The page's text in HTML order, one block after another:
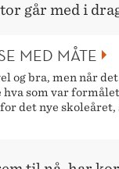
går med i
MED MÅTE
og bra, men når
som var
det nye